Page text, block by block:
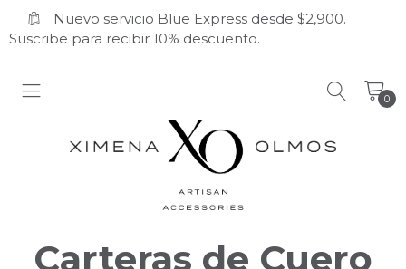
Nuevo servicio Blue Express desde $2,900.
Suscribe para recibir 10% descuento.
0
Carteras de Cuero